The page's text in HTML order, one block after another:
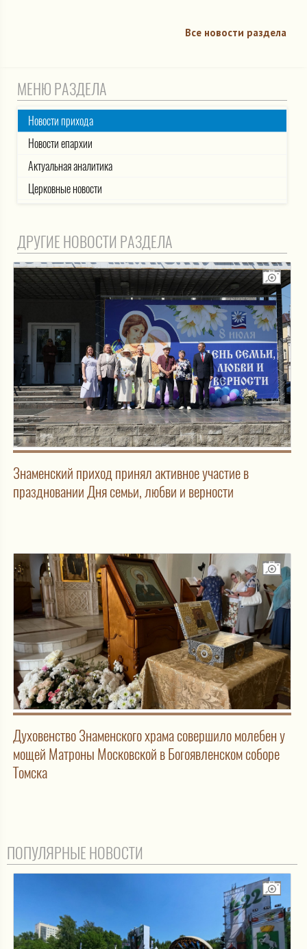
Все новости раздела
МЕНЮ РАЗДЕЛА
Новости прихода
Новости епархии
Актуальная аналитика
Церковные новости
ДРУГИЕ НОВОСТИ РАЗДЕЛА
Знаменский приход принял активное участие в
праздновании Дня семьи, любви и верности
Духовенство Знаменского храма совершило молебен у
мощей Матроны Московской в Богоявленском соборе
Томска
ПОПУЛЯРНЫЕ НОВОСТИ